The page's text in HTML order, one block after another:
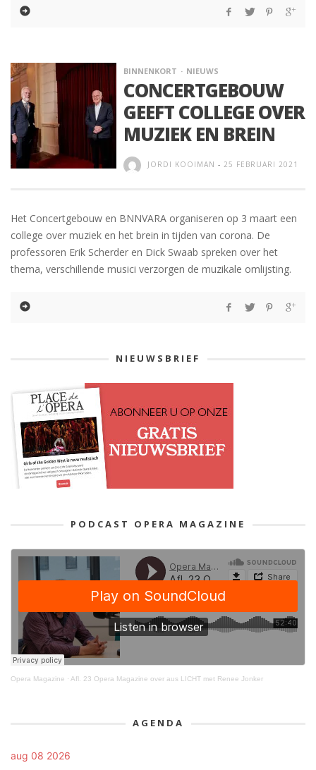
BINNENKORT NIEUWS
CONCERTGEBOUW
GEEFT COLLEGE OVER
MUZIEK EN BREIN
JORDI KOOIMAN - 25 FEBRUARI 2021
Het Concertgebouw en BNNVARA organiseren op 3 maart een
college over muziek en het brein in tijden van corona. De
professoren Erik Scherder en Dick Swaab spreken over het
thema, verschillende musici verzorgen de muzikale omlijsting.
NIEUWSBRIEF
PODCAST OPERA MAGAZINE
Opera Magazine · Afl. 23 Opera Magazine over aus LICHT met Renee Jonker
AGENDA
aug 08 2026